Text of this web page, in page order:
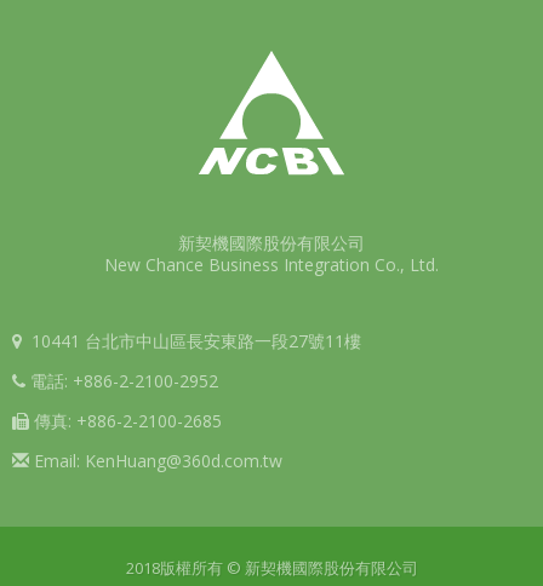
新契機國際股份有限公司
New Chance Business Integration Co., Ltd.
10441 台北市中山區長安東路一段27號11樓
電話: +886-2-2100-2952
傳真: +886-2-2100-2685
Email: KenHuang@360d.com.tw
2018版權所有 © 新契機國際股份有限公司